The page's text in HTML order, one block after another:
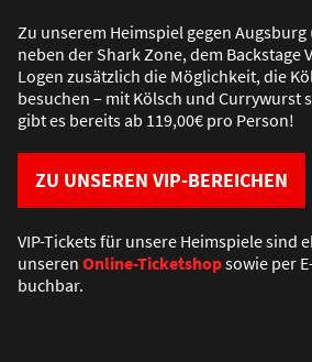
Zu unserem Heimspiel gegen
neben der Shark Zone, dem Backstage
Logen zusätzlich die Möglichkeit, die
besuchen – mit Kölsch und Currywurst
gibt es bereits ab 119,00€ pro Person!
ZU UNSEREN VIP-BEREICHEN
VIP-Tickets für unsere Heimspiele sind
unseren Online-Ticketshopsowie per
buchbar.